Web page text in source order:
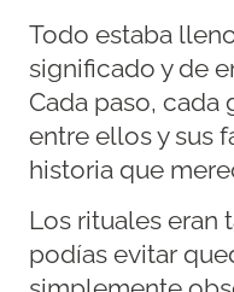
Todo estaba
significado y de
Cada paso, cada
entre ellos y sus
historia que
Los rituales eran
podías evitar